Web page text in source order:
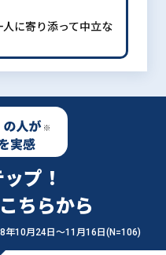
人に寄り添って中立な
プ！
ちらから
年10月24日〜11月16日(N=106)